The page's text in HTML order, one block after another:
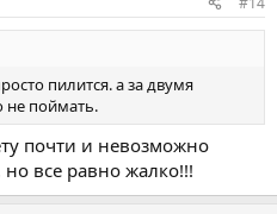
пилится. а за двумя
не поймать.
почти и невозможно
но все равно жалко!!!